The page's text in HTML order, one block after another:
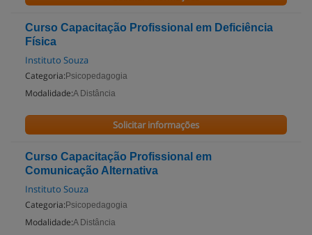
Curso Capacitação Profissional em Deficiência
Física
Instituto Souza
Categoria: Psicopedagogia
Modalidade:A Distância
Solicitar informações
Curso Capacitação Profissional em
Comunicação Alternativa
Instituto Souza
Categoria: Psicopedagogia
Modalidade:A Distância